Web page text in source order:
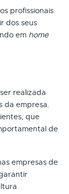
profissionais
dos seus
em home
realizada
da empresa.
que
de
empresas de